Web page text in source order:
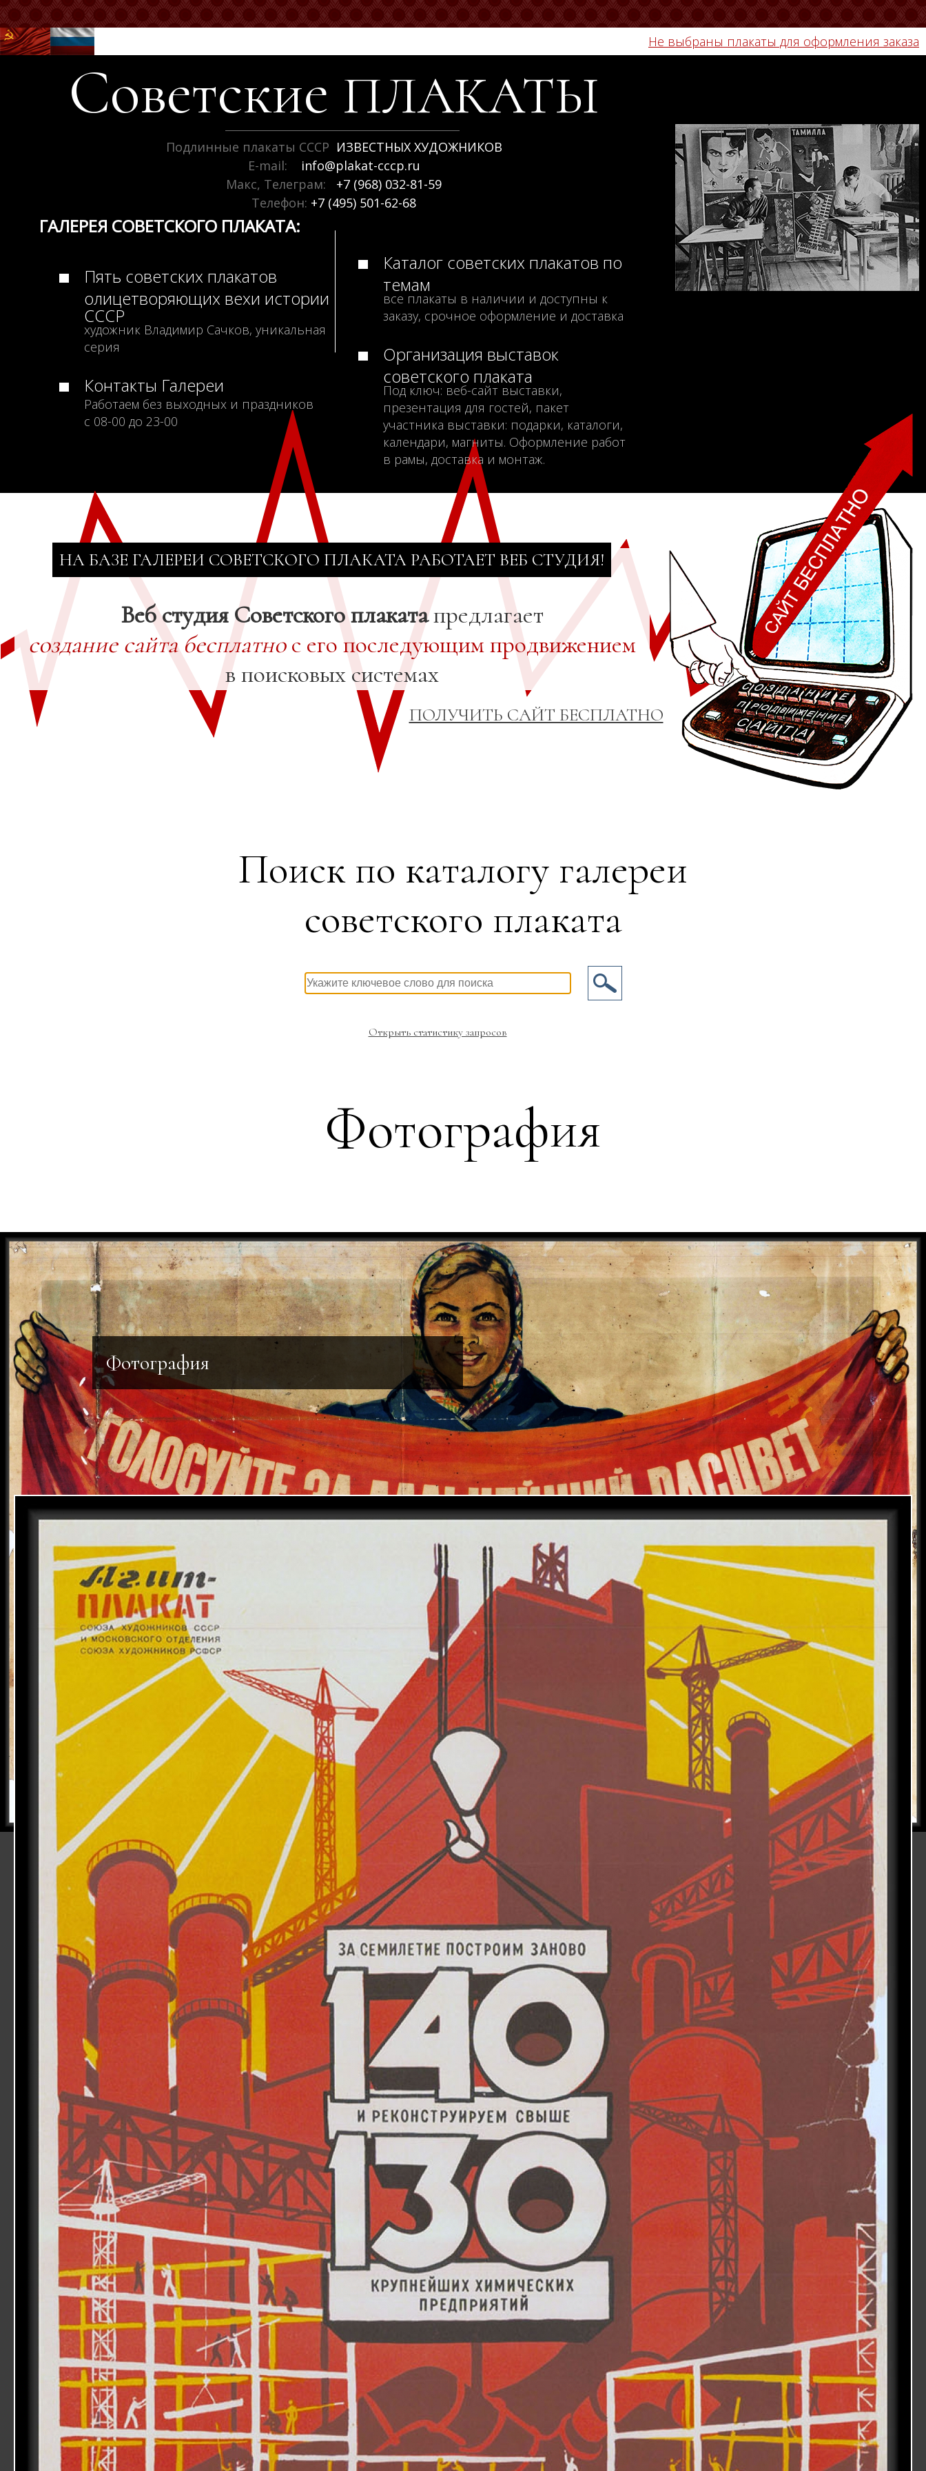
Не выбраны плакаты для оформления заказа
Советские ПЛАКАТЫ
Подлинные плакаты СССР ИЗВЕСТНЫХ ХУДОЖНИКОВ
E-mail:
info@plakat-cccp.ru
Макс, Телеграм:
+7 (968) 032-81-59
Телефон: +7 (495) 501-62-68
ГАЛЕРЕЯ СОВЕТСКОГО ПЛАКАТА:
Пять советских плакатов
олицетворяющих вехи истории
СССР
художник Владимир Сачков, уникальная
серия
Контакты Галереи
Работаем без выходных и праздников
с 08-00 до 23-00
Каталог советских плакатов по
темам
все плакаты в наличии и доступны к
заказу, срочное оформление и доставка
Организация выставок
советского плаката
Под ключ: веб-сайт выставки,
презентация для гостей, пакет
участника выставки: подарки, каталоги,
календари, магниты. Оформление работ
в рамы, доставка и монтаж.
НА БАЗЕ ГАЛЕРЕИ СОВЕТСКОГО ПЛАКАТА РАБОТАЕТ ВЕБ СТУДИЯ!
Веб студия Советского плакатапредлагает
создание сайта бесплатнос его последующим продвижением
в поисковых системах
ПОЛУЧИТЬ САЙТ БЕСПЛАТНО
Поиск по каталогу галереи
советского плаката
Открыть статистику запросов
Фотография
Фотография